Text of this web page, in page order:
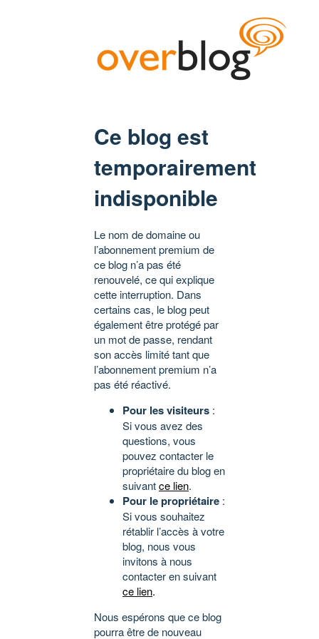
Ce blog est
temporairement
indisponible
Le nom de domaine ou
l’abonnement premium de
ce blog n’a pas été
renouvelé, ce qui explique
cette interruption. Dans
certains cas, le blog peut
également être protégé par
un mot de passe, rendant
son accès limité tant que
l’abonnement premium n’a
pas été réactivé.
Pour les visiteurs :
Si vous avez des
questions, vous
pouvez contacter le
propriétaire du blog en
suivantce lien.
Pour le propriétaire :
Si vous souhaitez
rétablir l’accès à votre
blog, nous vous
invitons à nous
contacter en suivant
ce lien.
Nous espérons que ce blog
pourra être de nouveau